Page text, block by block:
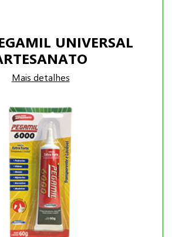
UNIVERSAL
Mais detalhes